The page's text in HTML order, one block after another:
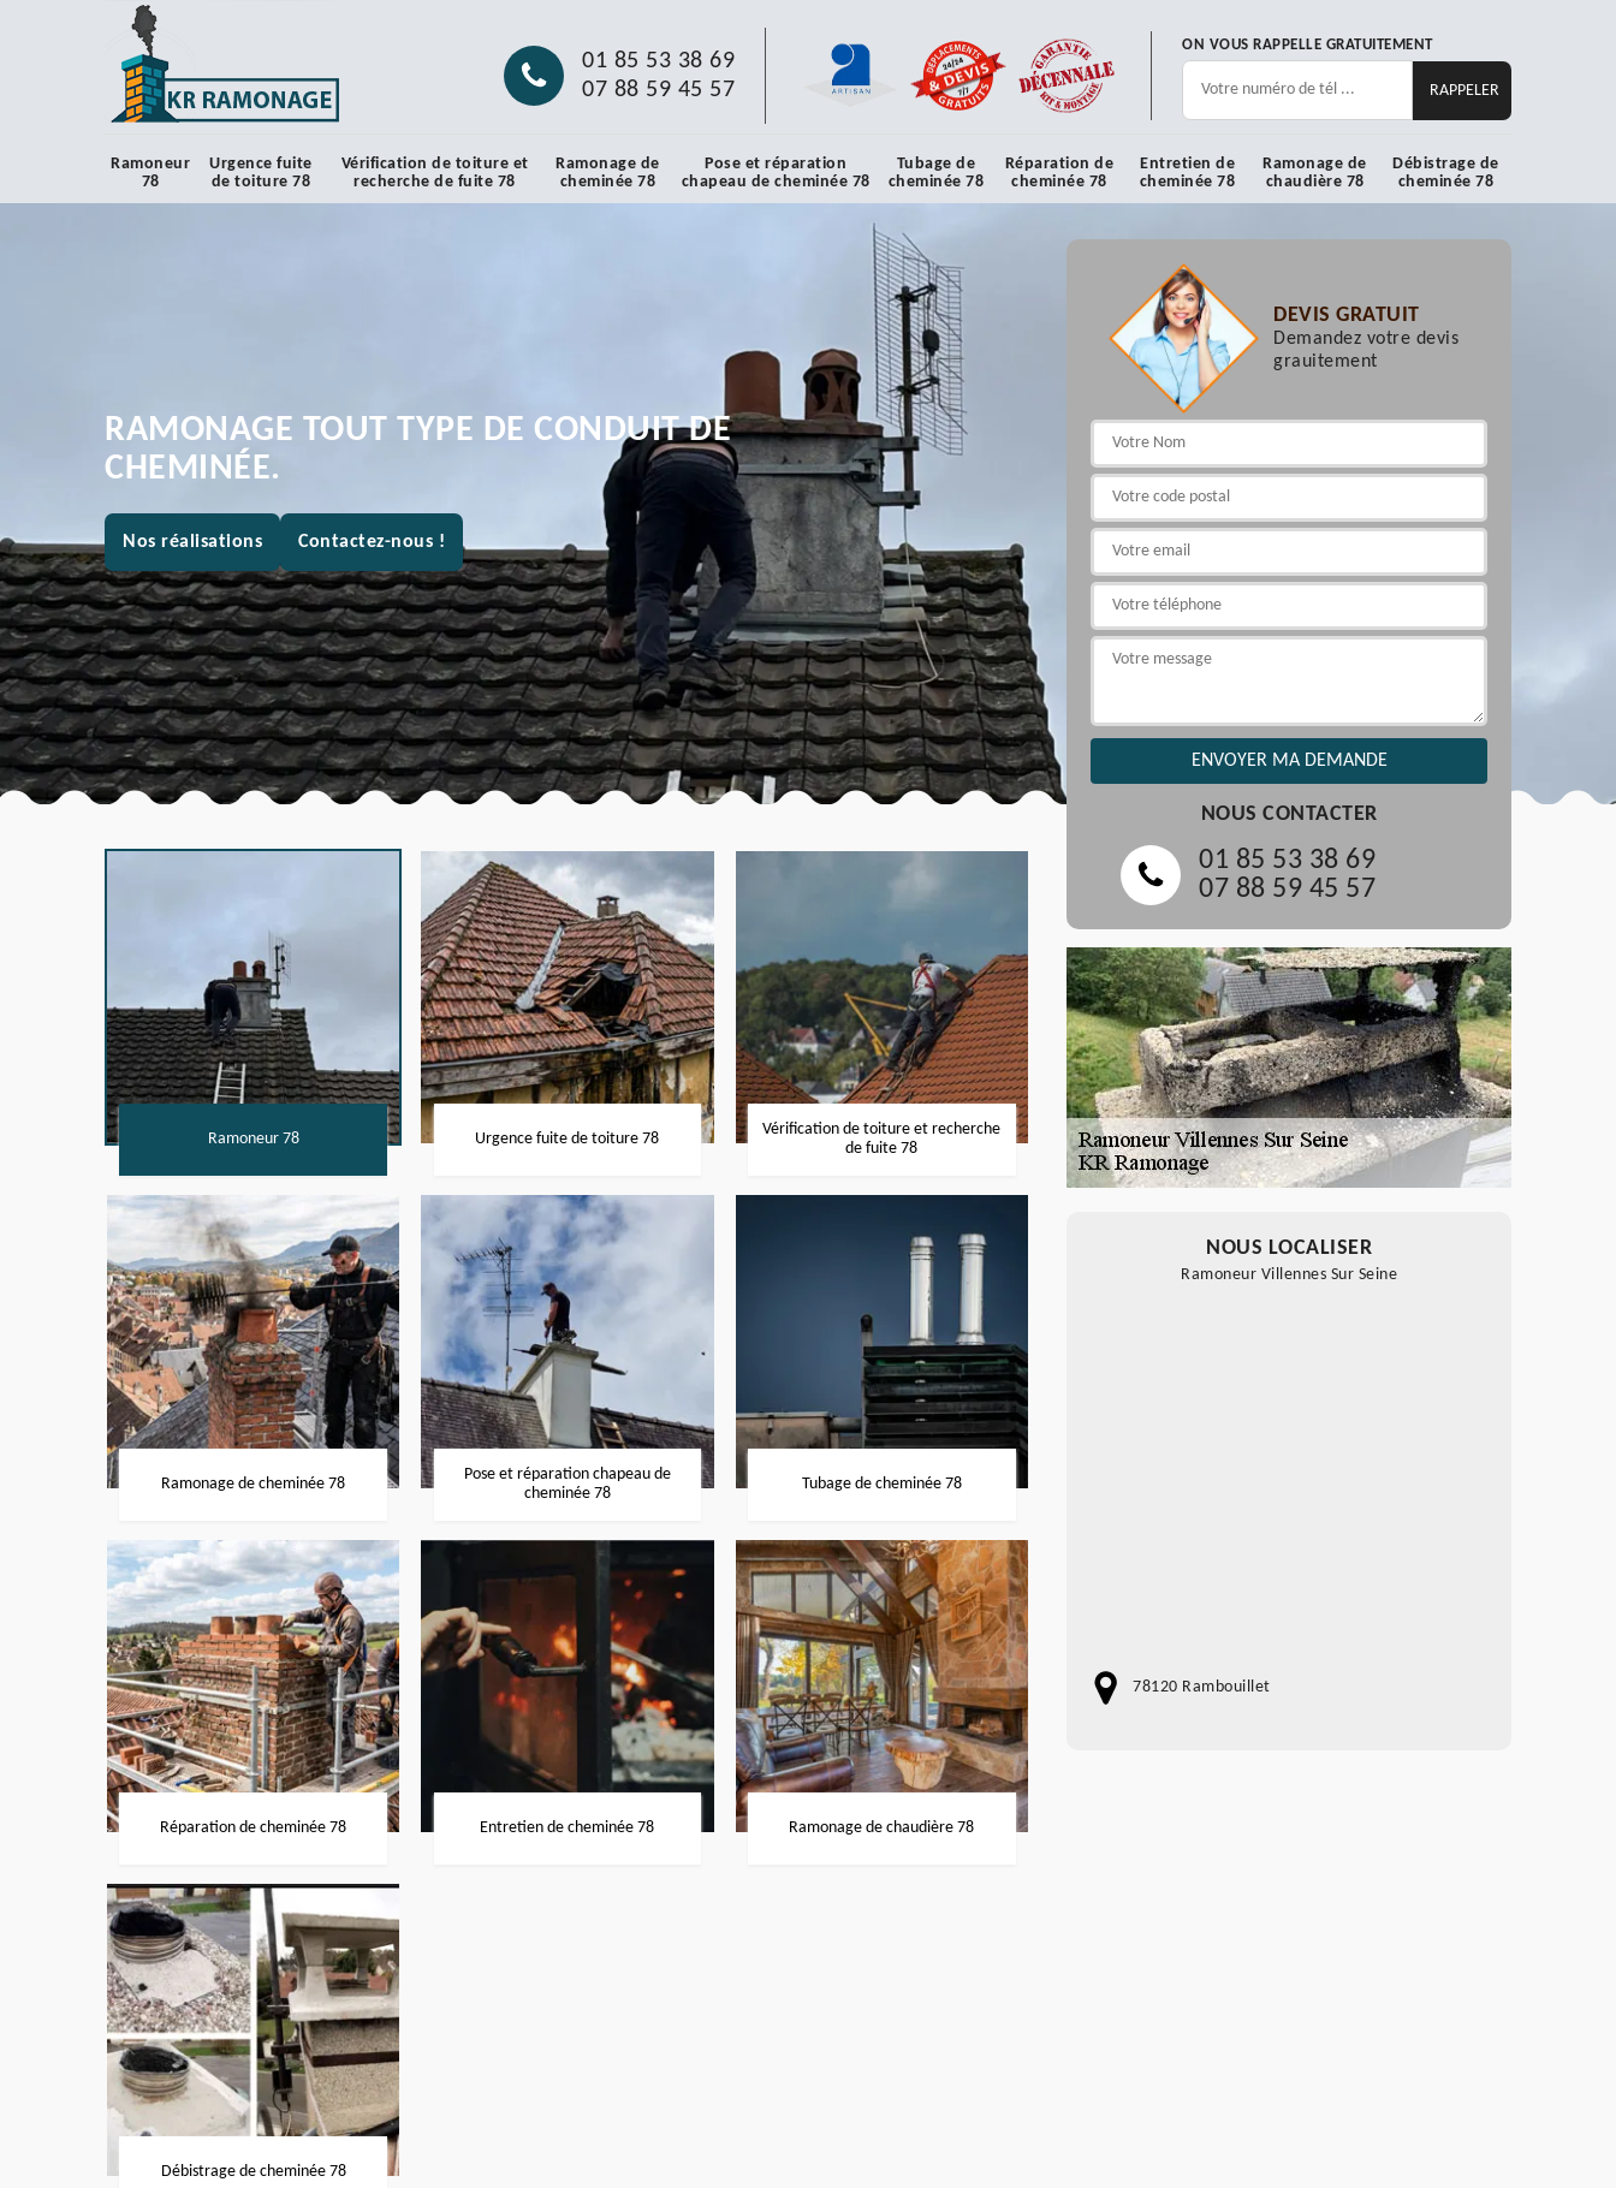
01 85 53 38 69
07 88 59 45 57
ON VOUS RAPPELLE GRATUITEMENT
Ramoneur
78
Urgence fuite
de toiture 78
Vérification de toiture et
recherche de fuite 78
Ramonage de
cheminée 78
Pose et réparation
chapeau de cheminée 78
Tubage de
cheminée 78
Réparation de
cheminée 78
Entretien de
cheminée 78
Ramonage de
chaudière 78
Débistrage de
cheminée 78
RAMONAGE TOUT TYPE DE CONDUIT DE
CHEMINÉE.
Nos réalisations Contactez-nous !
Ramoneur 78 Urgence fuite de toiture 78
Vérification de toiture et recherche
de fuite 78
Ramonage de cheminée 78
Pose et réparation chapeau de
cheminée 78
Tubage de cheminée 78
Réparation de cheminée 78 Entretien de cheminée 78 Ramonage de chaudière 78
Débistrage de cheminée 78
DEVIS GRATUIT
Demandez votre devis
grauitement
NOUS CONTACTER
01 85 53 38 69
07 88 59 45 57
NOUS LOCALISER
Ramoneur Villennes Sur Seine
78120 Rambouillet